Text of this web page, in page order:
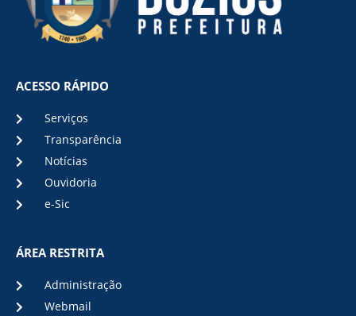
ACESSO RÁPIDO
Serviços
Transparência
Notícias
Ouvidoria
e-Sic
ÁREA RESTRITA
Administração
Webmail